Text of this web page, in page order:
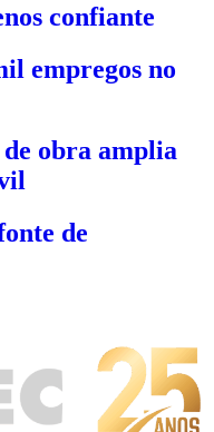
confiante
empregos no
obra amplia
de